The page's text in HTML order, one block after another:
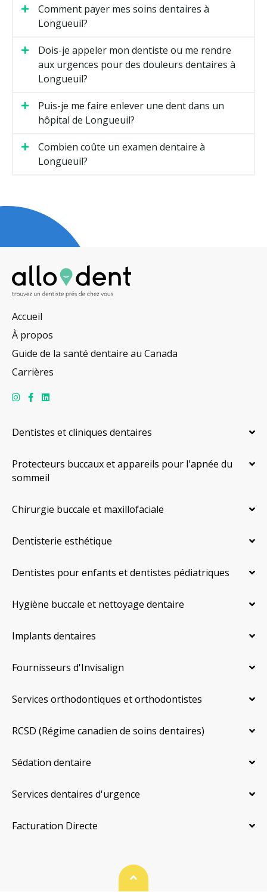
Comment payer mes soins dentaires à
Longueuil?
Dois-je appeler mon dentiste ou me rendre
aux urgences pour des douleurs dentaires à
Longueuil?
Puis-je me faire enlever une dent dans un
hôpital de Longueuil?
Combien coûte un examen dentaire à
Longueuil?
Accueil
À propos
Guide de la santé dentaire au Canada
Carrières
Dentistes et cliniques dentaires
Protecteurs buccaux et appareils pour l'apnée du
sommeil
Chirurgie buccale et maxillofaciale
Dentisterie esthétique
Dentistes pour enfants et dentistes pédiatriques
Hygiène buccale et nettoyage dentaire
Implants dentaires
Fournisseurs d'Invisalign
Services orthodontiques et orthodontistes
RCSD (Régime canadien de soins dentaires)
Sédation dentaire
Services dentaires d'urgence
Facturation Directe
Haut de page